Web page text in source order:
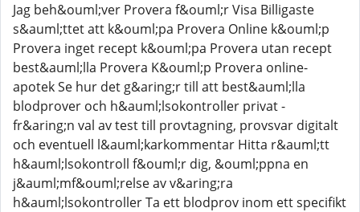
Jag beh&ouml;ver Provera f&ouml;r Visa Billigaste
s&auml;ttet att k&ouml;pa Provera Online k&ouml;p
Provera inget recept k&ouml;pa Provera utan recept
best&auml;lla Provera K&ouml;p Provera online-
apotek Se hur det g&aring;r till att best&auml;lla
blodprover och h&auml;lsokontroller privat -
fr&aring;n val av test till provtagning, provsvar digitalt
och eventuell l&auml;karkommentar Hitta r&auml;tt
h&auml;lsokontroll f&ouml;r dig, &ouml;ppna en
j&auml;mf&ouml;relse av v&aring;ra
h&auml;lsokontroller Ta ett blodprov inom ett specifikt